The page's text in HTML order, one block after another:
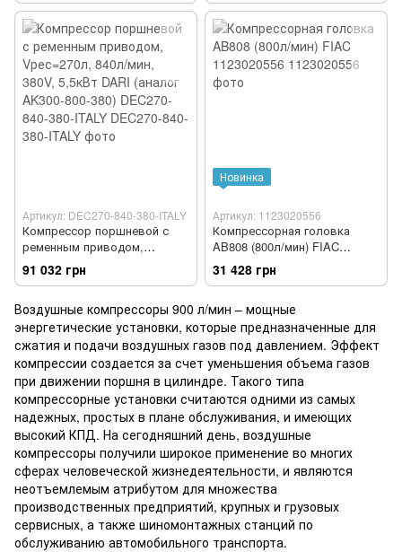
Артикул: DEC270-840-380-ITALY
Компрессор поршневой с
ременным приводом,
Vрес=270л, 840л/мин, 380V,
5,5кВт DARI (аналог AK300-
ITALY
91 032 грн
Новинка
Артикул: 1123020556
Компрессорная головка
AB808 (800л/мин) FIAC
1123020556
31 428 грн
Воздушные компрессоры 900 л/мин – мощные
энергетические установки, которые предназначенные для
сжатия и подачи воздушных газов под давлением. Эффект
компрессии создается за счет уменьшения объема газов
при движении поршня в цилиндре. Такого типа
компрессорные установки считаются одними из самых
надежных, простых в плане обслуживания, и имеющих
высокий КПД. На сегодняшний день, воздушные
компрессоры получили широкое применение во многих
сферах человеческой жизнедеятельности, и являются
неотъемлемым атрибутом для множества
производственных предприятий, крупных и грузовых
сервисных, а также шиномонтажных станций по
обслуживанию автомобильного транспорта.